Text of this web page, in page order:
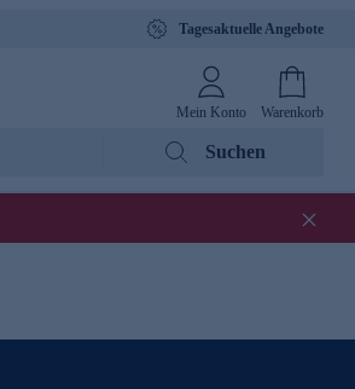
Tagesaktuelle Angebote
Mein Konto Warenkorb
Suchen